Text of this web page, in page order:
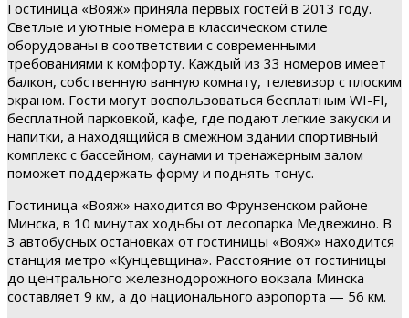
Гостиница «Вояж» приняла первых гостей в 2013 году.
Светлые и уютные номера в классическом стиле
оборудованы в соответствии с современными
требованиями к комфорту. Каждый из 33 номеров имеет
балкон, собственную ванную комнату, телевизор с плоским
экраном. Гости могут воспользоваться бесплатным WI-FI,
бесплатной парковкой, кафе, где подают легкие закуски и
напитки, а находящийся в смежном здании спортивный
комплекс с бассейном, саунами и тренажерным залом
поможет поддержать форму и поднять тонус.
Гостиница «Вояж» находится во Фрунзенском районе
Минска, в 10 минутах ходьбы от лесопарка Медвежино. В
3 автобусных остановках от гостиницы «Вояж» находится
станция метро «Кунцевщина». Расстояние от гостиницы
до центрального железнодорожного вокзала Минска
составляет 9 км, а до национального аэропорта — 56 км.